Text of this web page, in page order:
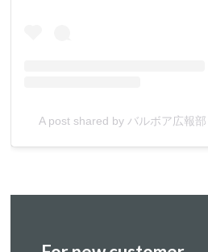
A post shared by バルボア広報